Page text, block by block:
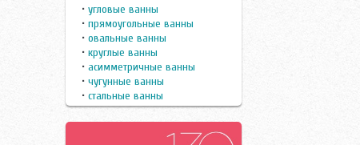
Mauersberger
Monte Bianco
Novokuznetsk
Potter
Ravak
Riho
Roca
Турция
Финляндия
Франция
Чехия
Чехия/Россия
• угловые ванны
• прямоугольные ванны
• овальные ванны
• круглые ванны
• асимметричные ванны
• чугунные ванны
• стальные ванны